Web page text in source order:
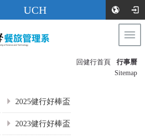
UCH
回健行首頁
行事曆
Sitemap
2025健行好棒盃
2023健行好棒盃